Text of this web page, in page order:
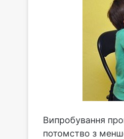
Випробування
потомство з